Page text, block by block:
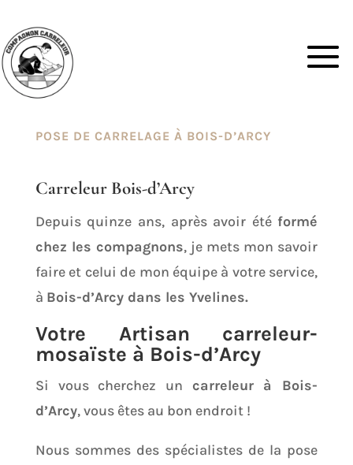
POSE DE CARRELAGE À BOIS-D’ARCY
Carreleur Bois-d’Arcy
Depuis quinze ans, après avoir été formé
chez les compagnons, je mets mon savoir
faire et celui de mon équipe à votre service,
à Bois-d’Arcy dans les Yvelines.
Votre Artisan carreleur-
mosaïste à Bois-d’Arcy
Si vous cherchez un carreleur à Bois-
d’Arcy, vous êtes au bon endroit !
Nous sommes des spécialistes de la pose